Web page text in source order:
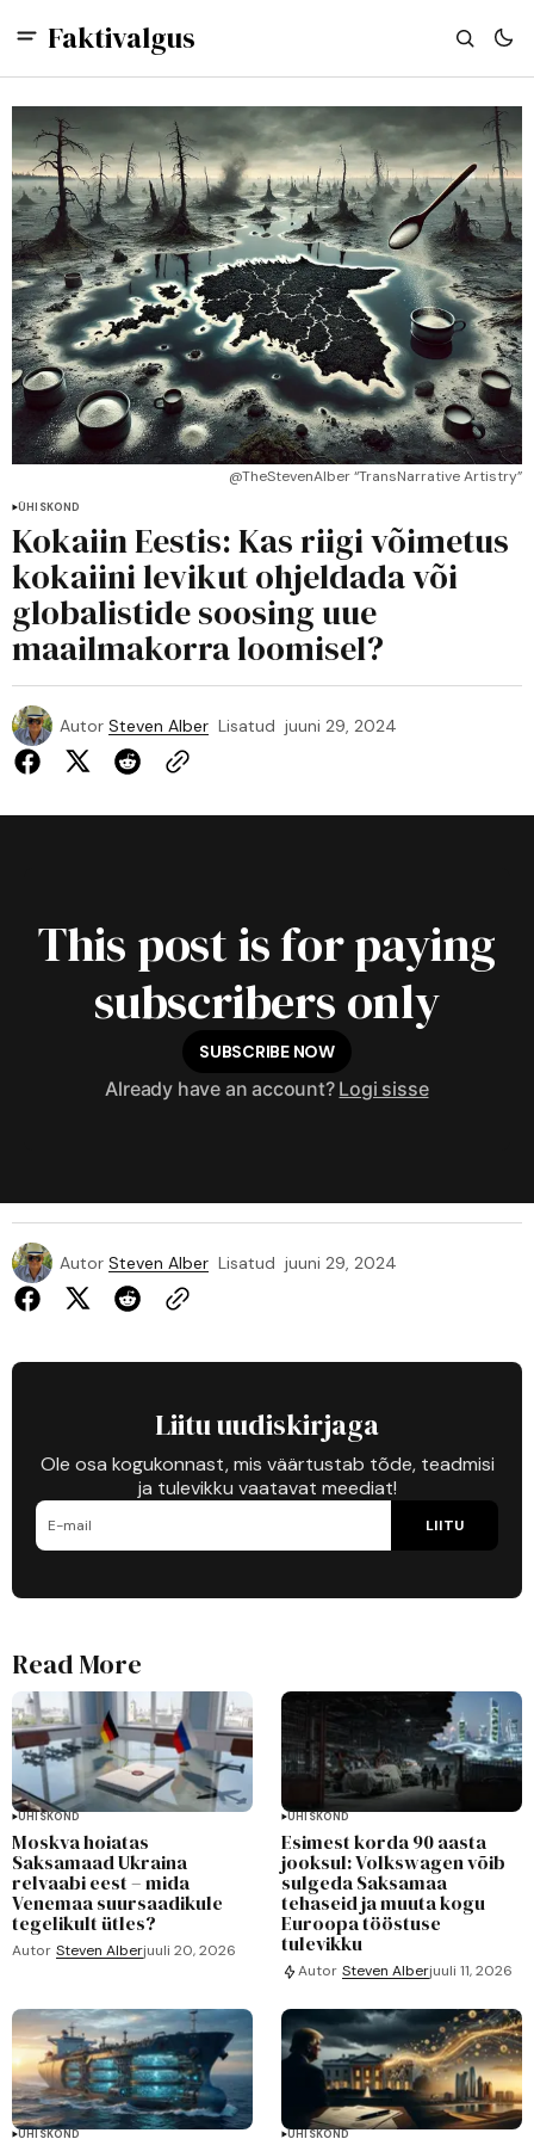
Faktivalgus
@TheStevenAlber “TransNarrative Artistry”
ÜHISKOND
Kokaiin Eestis: Kas riigi võimetus
kokaiini levikut ohjeldada või
globalistide soosing uue
maailmakorra loomisel?
Autor Steven Alber Lisatud juuni 29, 2024
This post is for paying
subscribers only
SUBSCRIBE NOW
Already have an account? Logi sisse
Autor Steven Alber Lisatud juuni 29, 2024
Liitu uudiskirjaga
Ole osa kogukonnast, mis väärtustab tõde, teadmisi
ja tulevikku vaatavat meediat!
LIITU
Read More
ÜHISKOND
Moskva hoiatas
Saksamaad Ukraina
relvaabi eest – mida
Venemaa suursaadikule
tegelikult ütles?
Autor Steven Alberjuuli 20, 2026
ÜHISKOND
Esimest korda 90 aasta
jooksul: Volkswagen võib
sulgeda Saksamaa
tehaseid ja muuta kogu
Euroopa tööstuse
tulevikku
Autor Steven Alberjuuli 11, 2026
ÜHISKOND ÜHISKOND